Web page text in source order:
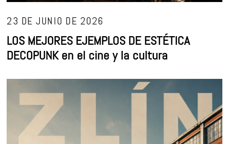
23 DE JUNIO DE 2026
LOS MEJORES EJEMPLOS DE ESTÉTICA
DECOPUNK en el cine y la cultura